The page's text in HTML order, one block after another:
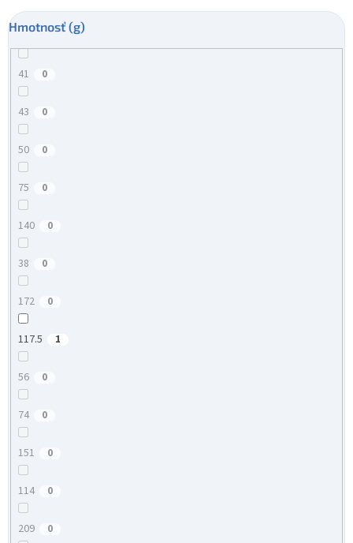
Hmotnosť (g)
41 0
43 0
50 0
75 0
140 0
38 0
172 0
117.5 1
56 0
74 0
151 0
114 0
209 0